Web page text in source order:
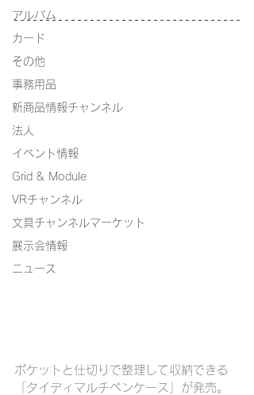
アルバム
カード
その他
事務用品
新商品情報チャンネル
法人
イベント情報
Grid & Module
VRチャンネル
文具チャンネルマーケット
展示会情報
ニュース
ポケットと仕切りで整理して収納できる
「タイディマルチペンケース」が発売。